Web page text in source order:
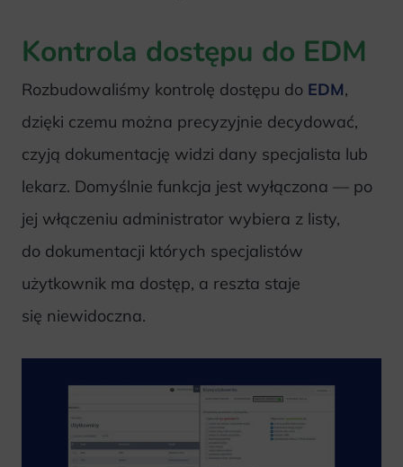
Kontrola dostępu do EDM
Rozbudowaliśmy kontrolę dostępu do EDM,
dzięki czemu można precyzyjnie decydować,
czyją dokumentację widzi dany specjalista lub
lekarz. Domyślnie funkcja jest wyłączona — po
jej włączeniu administrator wybiera z listy,
do dokumentacji których specjalistów
użytkownik ma dostęp, a reszta staje
się niewidoczna.